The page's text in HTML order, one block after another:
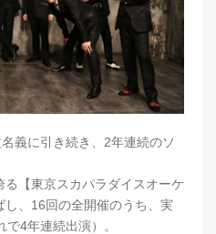
義に引き続き、2年連続のソ
【東京スカパラダイスオーケ
し、16回の全開催のうち、実
4年連続出演）。